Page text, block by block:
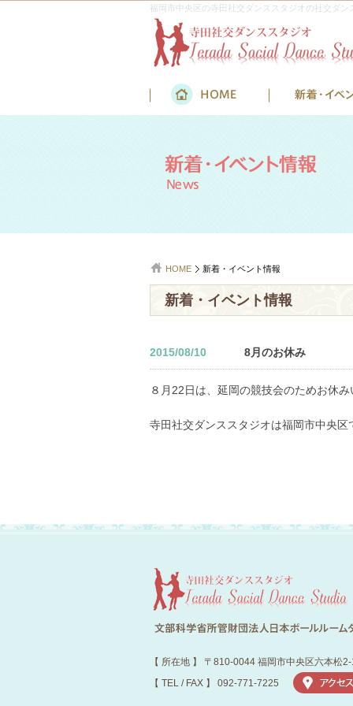
福岡市中央区の寺田社交ダンススタジオの社交ダ
HOME 新着・イベント情報
新着・イベント情報
2015/08/10 8月のお休み
８月22日は、延岡の競技会のためお休
寺田社交ダンススタジオは福岡市中央
【 所在地 】 〒810-0044 福岡市中央区六本松
【 TEL / FAX 】 092-771-7225